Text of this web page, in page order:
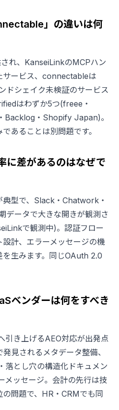
」の違いは何
れ、KanseiLinkのMCPハン
サービス、connectableは
ドシェイク未検証のサービス
はわずか5つ(freee・
・Shopify Japan)。
あることは別問題です。
に差があるのはなぜで
典型で、Slack・Chatwork・
データで大きな開きが観測さ
で観測中)。認証フロー
計、エラーメッセージの機
生みます。同じOAuth 2.0
ベンダーは何をすべき
き上げるAEO対応が出発点
見されるメタデータ整備、
落とし穴の構造化ドキュメン
メッセージ。会計の先行は技
問題で、HR・CRMでも同